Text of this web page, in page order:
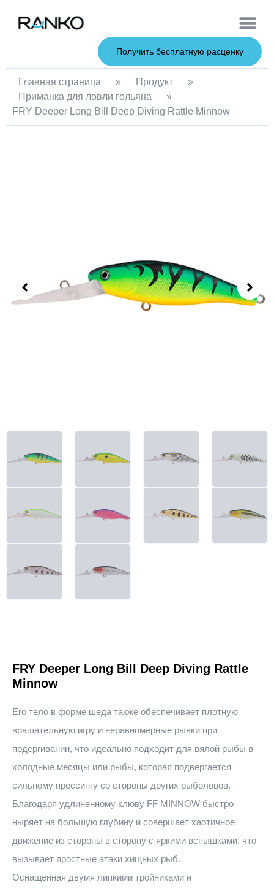
Получить бесплатную расценку
Главная страница » Продукт
»
Приманка для ловли гольяна
»
FRY Deeper Long Bill Deep Diving Rattle Minnow
FRY Deeper Long Bill Deep Diving Rattle
Minnow
Его тело в форме шеда также обеспечивает плотную
вращательную игру и неравномерные рывки при
подергивании, что идеально подходит для вялой рыбы в
холодные месяцы или рыбы, которая подвергается
сильному прессингу со стороны других рыболовов.
Благодаря удлиненному клюву FF MINNOW быстро
ныряет на большую глубину и совершает хаотичное
движение из стороны в сторону с яркими вспышками, что
вызывает яростные атаки хищных рыб.
Оснащенная двумя липкими тройниками и